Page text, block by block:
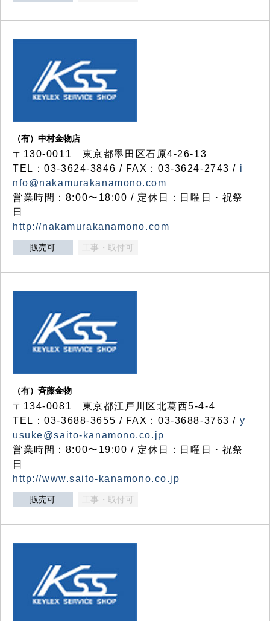
（有）中村金物店
〒130-0011 東京都墨田区石原4-26-13
TEL：03-3624-3846 / FAX：03-3624-2743 / i
nfo@nakamurakanamono.com
営業時間：8:00〜18:00 / 定休日：日曜日・祝祭
日
http://nakamurakanamono.com
販売可 工事・取付可
（有）斉藤金物
〒134-0081 東京都江戸川区北葛西5-4-4
TEL：03-3688-3655 / FAX：03-3688-3763 / y
usuke@saito-kanamono.co.jp
営業時間：8:00〜19:00 / 定休日：日曜日・祝祭
日
http://www.saito-kanamono.co.jp
販売可 工事・取付可